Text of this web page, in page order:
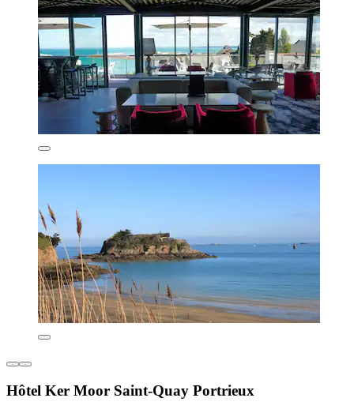
Hôtel Ker Moor Saint-Quay Portrieux